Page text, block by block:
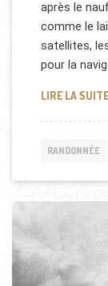
après le
comme le
satellites,
pour la
LIRE LA SUITE
RANDONNÉE